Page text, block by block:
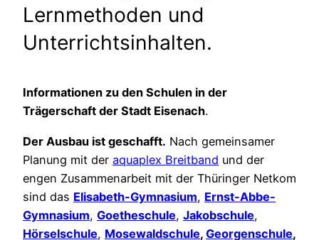
Lernmethoden und
Unterrichtsinhalten.
Informationen zu den Schulen in der
Trägerschaft der Stadt Eisenach.
Der Ausbau ist geschafft. Nach gemeinsamer
Planung mit der aquaplex Breitband und der
engen Zusammenarbeit mit der Thüringer Netkom
sind das Elisabeth-Gymnasium, Ernst-Abbe-
Gymnasium, Goetheschule, Jakobschule,
Hörselschule, Mosewaldschule, Georgenschule,